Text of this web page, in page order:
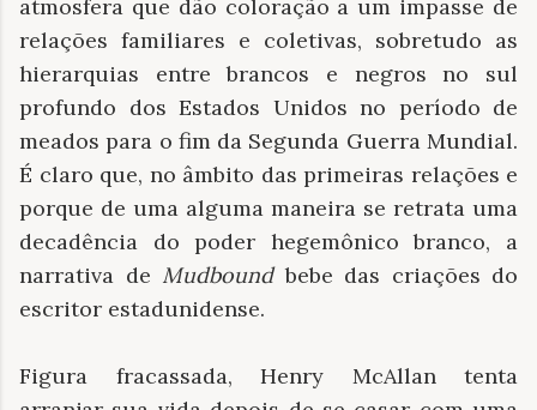
atmosfera que dão coloração a um impasse de
relações familiares e coletivas, sobretudo as
hierarquias entre brancos e negros no sul
profundo dos Estados Unidos no período de
meados para o fim da Segunda Guerra Mundial.
É claro que, no âmbito das primeiras relações e
porque de uma alguma maneira se retrata uma
decadência do poder hegemônico branco, a
narrativa de Mudboundbebe das criações do
escritor estadunidense.
Figura fracassada, Henry McAllan tenta